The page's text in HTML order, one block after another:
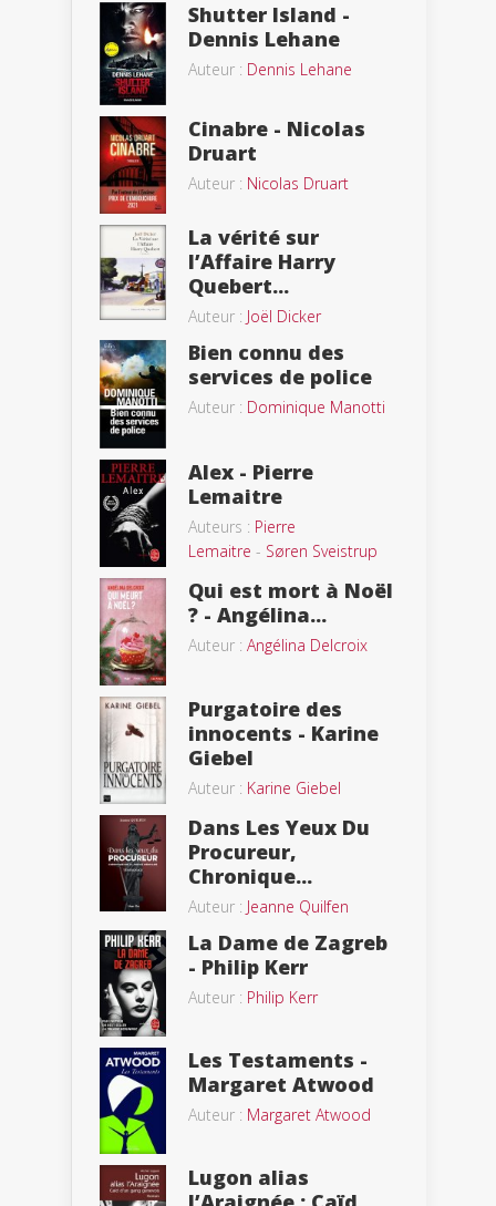
Shutter Island -
Dennis Lehane
Auteur : Dennis Lehane
Cinabre - Nicolas
Druart
Auteur : Nicolas Druart
La vérité sur
l’Affaire Harry
Quebert...
Auteur : Joël Dicker
Bien connu des
services de police
Auteur : Dominique Manotti
Alex - Pierre
Lemaitre
Auteurs : Pierre
Lemaitre - Søren Sveistrup
Qui est mort à Noël
? - Angélina...
Auteur : Angélina Delcroix
Purgatoire des
innocents - Karine
Giebel
Auteur : Karine Giebel
Dans Les Yeux Du
Procureur,
Chronique...
Auteur : Jeanne Quilfen
La Dame de Zagreb
- Philip Kerr
Auteur : Philip Kerr
Les Testaments -
Margaret Atwood
Auteur : Margaret Atwood
Lugon alias